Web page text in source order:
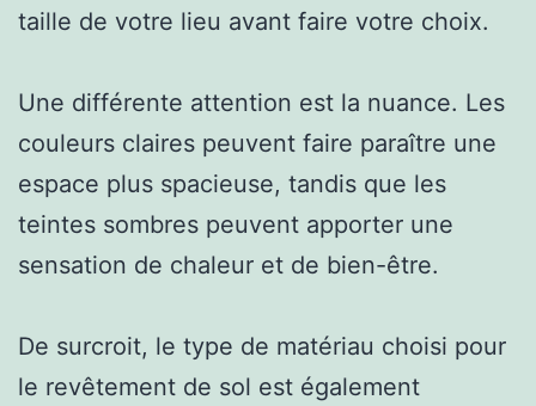
taille de votre lieu avant faire votre choix.
Une différente attention est la nuance. Les
couleurs claires peuvent faire paraître une
espace plus spacieuse, tandis que les
teintes sombres peuvent apporter une
sensation de chaleur et de bien-être.
De surcroit, le type de matériau choisi pour
le revêtement de sol est également